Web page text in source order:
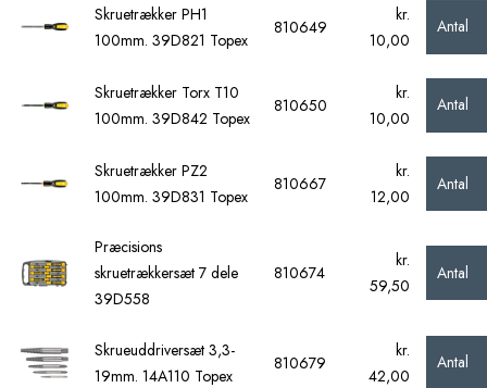
Skruetrækker PH1
100mm. 39D821 Topex
810649
kr.
10,00
Antal
Skruetrækker Torx T10
100mm. 39D842 Topex
810650
kr.
10,00
Antal
Skruetrækker PZ2
100mm. 39D831 Topex
810667
kr.
12,00
Antal
Præcisions
skruetrækkersæt 7 dele
39D558
810674
kr.
59,50
Antal
Skrueuddriversæt 3,3-
19mm. 14A110 Topex
810679
kr.
42,00
Antal